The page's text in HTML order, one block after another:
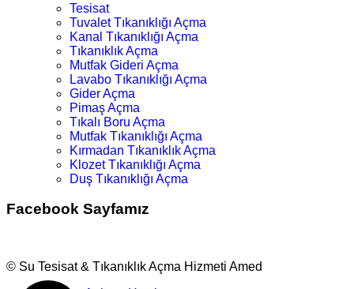
Tesisat
Tuvalet Tıkanıklığı Açma
Kanal Tıkanıklığı Açma
Tıkanıklık Açma
Mutfak Gideri Açma
Lavabo Tıkanıklığı Açma
Gider Açma
Pimaş Açma
Tıkalı Boru Açma
Mutfak Tıkanıklığı Açma
Kırmadan Tıkanıklık Açma
Klozet Tıkanıklığı Açma
Duş Tıkanıklığı Açma
Facebook Sayfamız
© Su Tesisat & Tıkanıklık Açma Hizmeti Amed